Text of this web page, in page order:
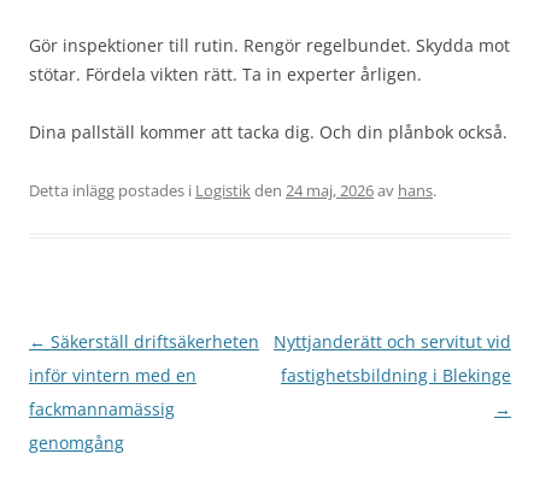
Gör inspektioner till rutin. Rengör regelbundet. Skydda mot
stötar. Fördela vikten rätt. Ta in experter årligen.
Dina pallställ kommer att tacka dig. Och din plånbok också.
Detta inlägg postades i Logistikden 24 maj, 2026av hans.
Inläggsnavigering
← Säkerställ driftsäkerheten
inför vintern med en
fackmannamässig
genomgång
Nyttjanderätt och servitut vid
fastighetsbildning i Blekinge
→